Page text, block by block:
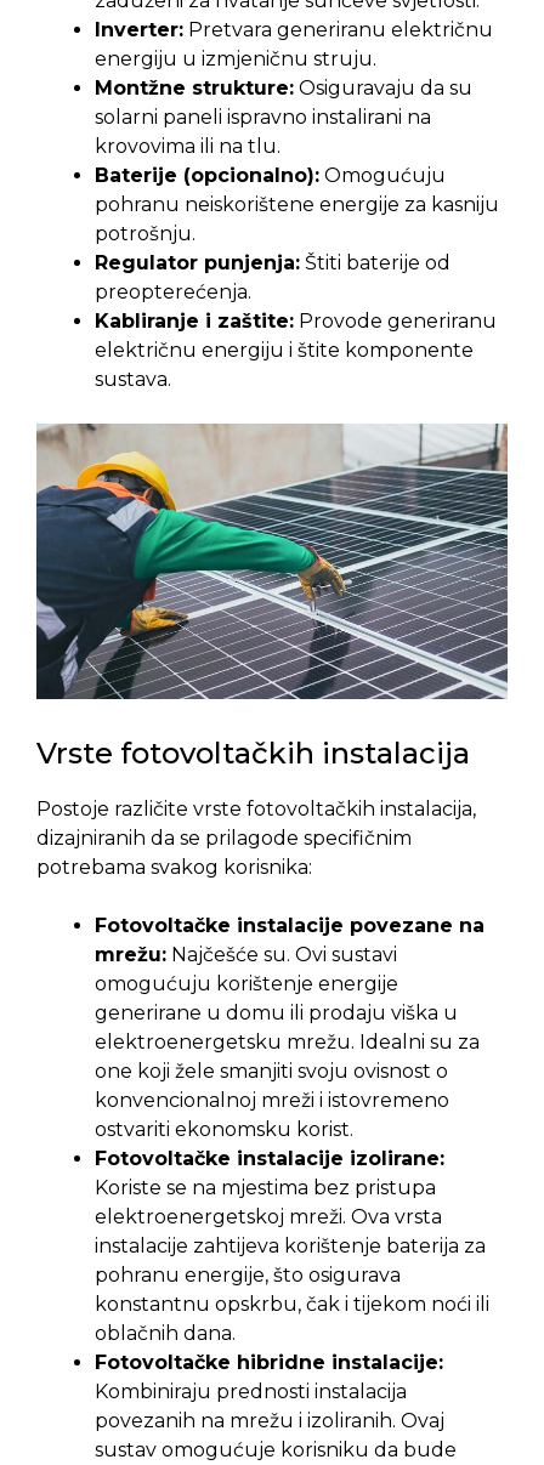
Inverter: Pretvara generiranu električnu
energiju u izmjeničnu struju.
Montžne strukture: Osiguravaju da su
solarni paneli ispravno instalirani na
krovovima ili na tlu.
Baterije (opcionalno): Omogućuju
pohranu neiskorištene energije za kasniju
potrošnju.
Regulator punjenja: Štiti baterije od
preopterećenja.
Kabliranje i zaštite: Provode generiranu
električnu energiju i štite komponente
sustava.
Vrste fotovoltačkih instalacija
Postoje različite vrste fotovoltačkih instalacija,
dizajniranih da se prilagode specifičnim
potrebama svakog korisnika:
Fotovoltačke instalacije povezane na
mrežu: Najčešće su. Ovi sustavi
omogućuju korištenje energije
generirane u domu ili prodaju viška u
elektroenergetsku mrežu. Idealni su za
one koji žele smanjiti svoju ovisnost o
konvencionalnoj mreži i istovremeno
ostvariti ekonomsku korist.
Fotovoltačke instalacije izolirane:
Koriste se na mjestima bez pristupa
elektroenergetskoj mreži. Ova vrsta
instalacije zahtijeva korištenje baterija za
pohranu energije, što osigurava
konstantnu opskrbu, čak i tijekom noći ili
oblačnih dana.
Fotovoltačke hibridne instalacije:
Kombiniraju prednosti instalacija
povezanih na mrežu i izoliranih. Ovaj
sustav omogućuje korisniku da bude